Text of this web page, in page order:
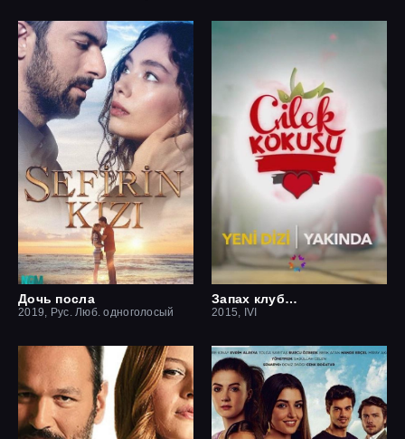
Дочь посла
2019, Рус. Люб. одноголосый
Запах клубники
2015, IVI